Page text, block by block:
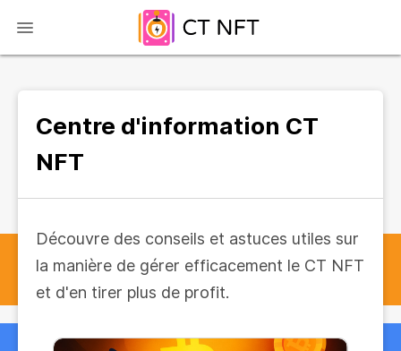
Centre d'information CT
NFT
Découvre des conseils et astuces utiles sur
la manière de gérer efficacement le CT NFT
et d'en tirer plus de profit.